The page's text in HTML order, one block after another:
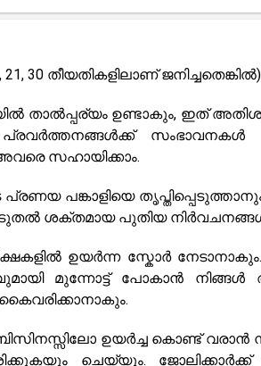
30 തീയതികളിലാണ് ജനിച്ചതെങ്കിൽ)
താൽപ്പര്യം ഉണ്ടാകും, ഇത്
പ്രവർത്തനങ്ങൾക്ക്
സഹായിക്കാം.
പങ്കാളിയെ
ശക്തമായ പുതിയ
ഉയർന്ന സ്കോർ
മുന്നോട്ട് പോകാൻ
ഉയർച്ച കൊണ്ട് വരാൻ
ചെയ്യും. ജോലിക്കാർക്ക്